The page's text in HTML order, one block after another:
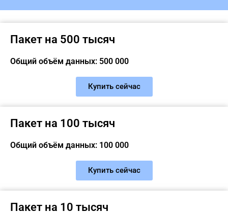
Пакет на 500 тысяч
Общий объём данных: 500 000
Купить сейчас
Пакет на 100 тысяч
Общий объём данных: 100 000
Купить сейчас
Пакет на 10 тысяч